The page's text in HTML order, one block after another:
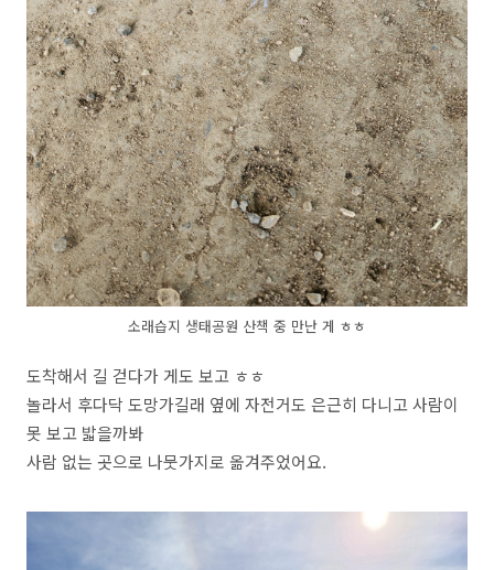
소래습지 생태공원 산책 중 만난 게 ㅎㅎ
도착해서 길 걷다가 게도 보고 ㅎㅎ
놀라서 후다닥 도망가길래 옆에 자전거도 은근히 다니고 사람이
못 보고 밟을까봐
사람 없는 곳으로 나뭇가지로 옮겨주었어요.